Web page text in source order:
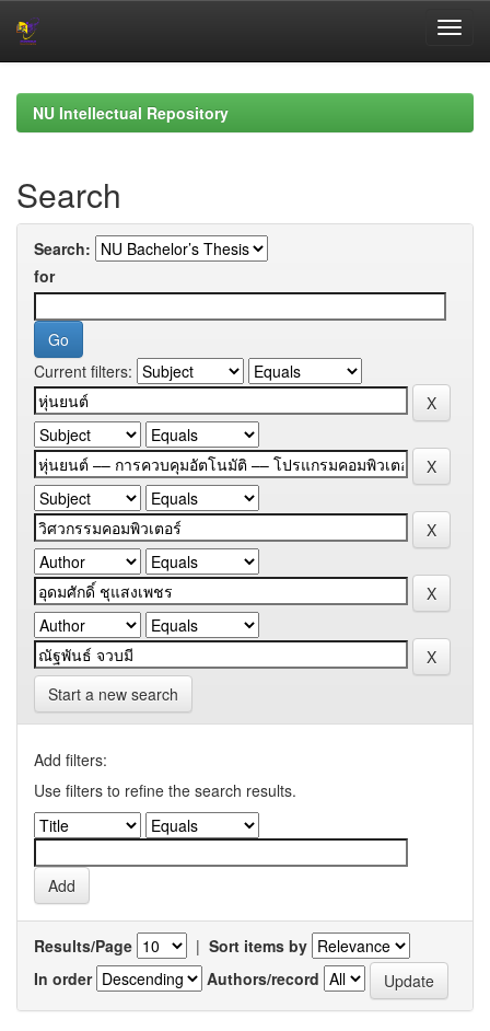
navigationNU Intellectual Repository
Search
Search:
for
Current filters:
Start a new search
Add filters:
Use filters to refine the search results.
Results/Page | Sort items by
In order
Authors/record